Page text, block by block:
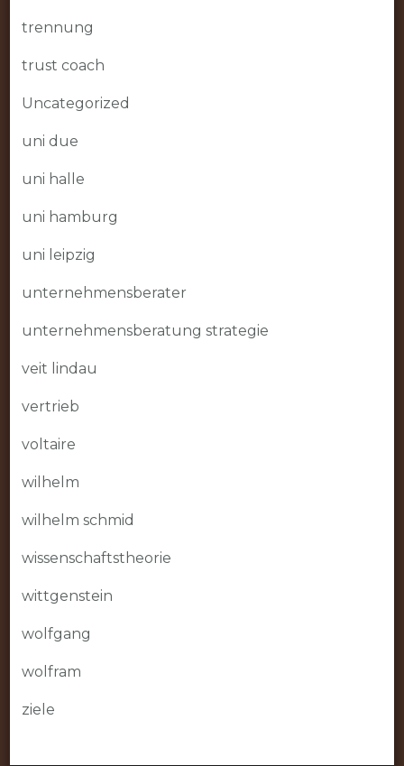
trennung
trust coach
Uncategorized
uni due
uni halle
uni hamburg
uni leipzig
unternehmensberater
unternehmensberatung strategie
veit lindau
vertrieb
voltaire
wilhelm
wilhelm schmid
wissenschaftstheorie
wittgenstein
wolfgang
wolfram
ziele